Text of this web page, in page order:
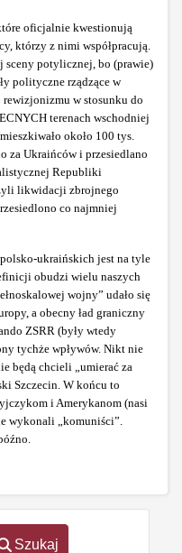
Szukaj
oficjalnie kwestionują
którzy z nimi współpracują.
potylicznej, bo (prawie)
polityczne rządzące w
w stosunku do
terenach wschodniej
około 100 tys.
za Ukraińców i przesiedlano
Republiki
likwidacji zbrojnego
co najmniej
ukraińskich jest na tyle
obudzi wielu naszych
wojny” udało się
a obecny ład graniczny
ZSRR (były wtedy
tychże wpływów. Nikt nie
będą chcieli „umierać za
Szczecin. W końcu to
i Amerykanom (nasi
wykonali „komuniści”.